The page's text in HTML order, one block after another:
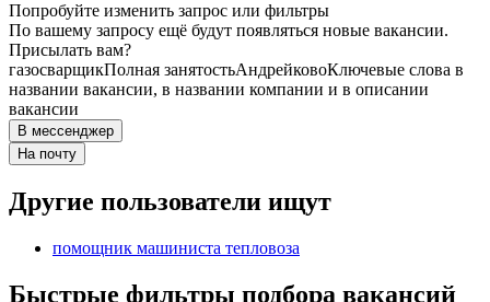
Попробуйте изменить запрос или фильтры
По вашему запросу ещё будут появляться новые вакансии.
Присылать вам?
газосварщикПолная занятостьАндрейковоКлючевые слова в
названии вакансии, в названии компании и в описании
вакансии
В мессенджер
На почту
Другие пользователи ищут
помощник машиниста тепловоза
Быстрые фильтры подбора вакансий